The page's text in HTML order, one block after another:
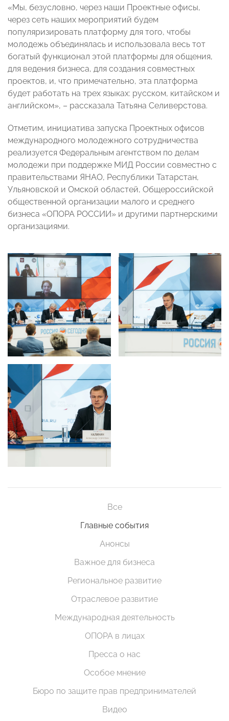
«Мы, безусловно, через наши Проектные офисы,
через сеть наших мероприятий будем
популяризировать платформу для того, чтобы
молодежь объединялась и использовала весь тот
богатый функционал этой платформы для общения,
для ведения бизнеса, для создания совместных
проектов, и, что примечательно, эта платформа
будет работать на трех языках: русском, китайском и
английском», – рассказала Татьяна Селиверстова.
Отметим, инициатива запуска Проектных офисов
международного молодежного сотрудничества
реализуется Федеральным агентством по делам
молодежи при поддержке МИД России совместно с
правительствами ЯНАО, Республики Татарстан,
Ульяновской и Омской областей, Общероссийской
общественной организации малого и среднего
бизнеса «ОПОРА РОССИИ» и другими партнерскими
организациями.
Все
Главные события
Анонсы
Важное для бизнеса
Региональное развитие
Отраслевое развитие
Международная деятельность
ОПОРА в лицах
Пресса о нас
Особое мнение
Бюро по защите прав предпринимателей
Видео